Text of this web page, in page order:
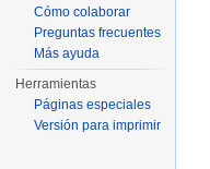
Cómo colaborar
Preguntas frecuentes
Más ayuda
Herramientas
Páginas especiales
Versión para imprimir